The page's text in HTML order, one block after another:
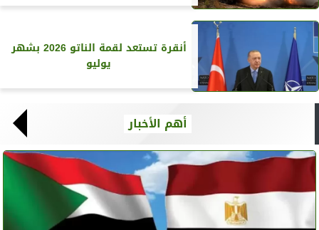
أنقرة تستعد لقمة الناتو 2026 بشهر
يوليو
أهم الأخبار